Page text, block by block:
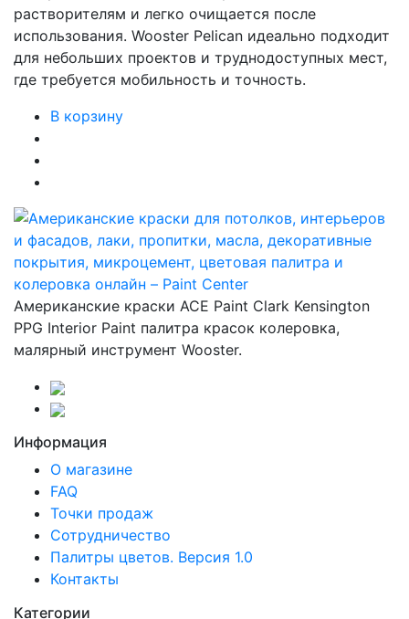
растворителям и легко очищается после
использования. Wooster Pelican идеально подходит
для небольших проектов и труднодоступных мест,
где требуется мобильность и точность.
В корзину
Американские краски ACE Paint Clark Kensington
PPG Interior Paint палитра красок колеровка,
малярный инструмент Wooster.
Информация
О магазине
FAQ
Точки продаж
Сотрудничество
Палитры цветов. Версия 1.0
Контакты
Категории